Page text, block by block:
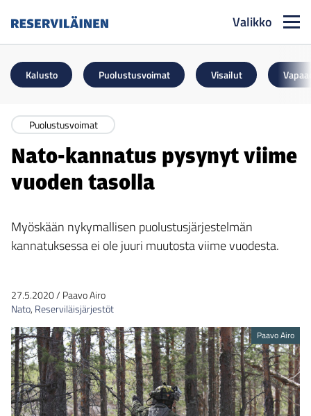
Valikko
Kalusto Puolustusvoimat Visailut
Puolustusvoimat
Nato-kannatus pysynyt viime
vuoden tasolla
Myöskään nykymallisen puolustusjärjestelmän
kannatuksessa ei ole juuri muutosta viime vuodesta.
27.5.2020/ Paavo Airo
Nato, Reserviläisjärjestöt
Paavo Airo